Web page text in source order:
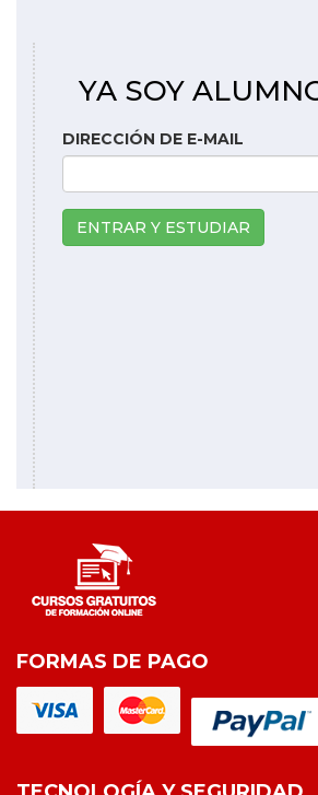
YA SOY
DIRECCIÓN DE E-MAIL
ENTRAR Y ESTUDIAR
FORMAS DE PAGO